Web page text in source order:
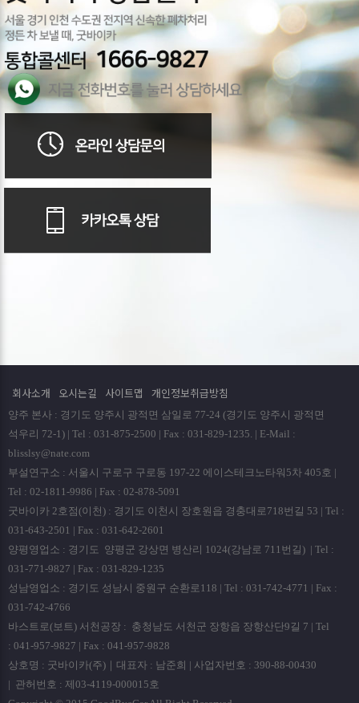
회사소개 오시는길 사이트맵 개인정보취급방침
양주 본사 : 경기도 양주시 광적면 삼일로 77-24 (경기도 양주시 광적면
석우리 72-1) | Tel : 031-875-2500 | Fax : 031-829-1235. | E-Mail :
blisslsy@nate.com
부설연구소 : 서울시 구로구 구로동 197-22 에이스테크노타워5차 405호 |
Tel : 02-1811-9986 | Fax : 02-878-5091
굿바이카 2호점(이천) : 경기도 이천시 장호원읍 경충대로718번길 53 | Tel :
031-643-2501 | Fax : 031-642-2601
양평영업소 : 경기도 양평군 강상면 병산리 1024(강남로 711번길) | Tel :
031-771-9827 | Fax : 031-829-1235
성남영업소 : 경기도 성남시 중원구 순환로118 | Tel : 031-742-4771 | Fax :
031-742-4766
바스트로(보트) 서천공장 : 충청남도 서천군 장항읍 장항산단9길 7 | Tel
: 041-957-9827 | Fax : 041-957-9828
상호명 : 굿바이카(주)｜대표자 : 남준희 | 사업자번호 : 390-88-00430
| 관허번호 : 제03-4119-000015호